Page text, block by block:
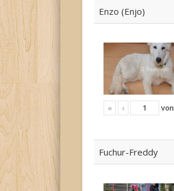
Enzo (Enjo)
« ‹ von
Fuchur-Freddy